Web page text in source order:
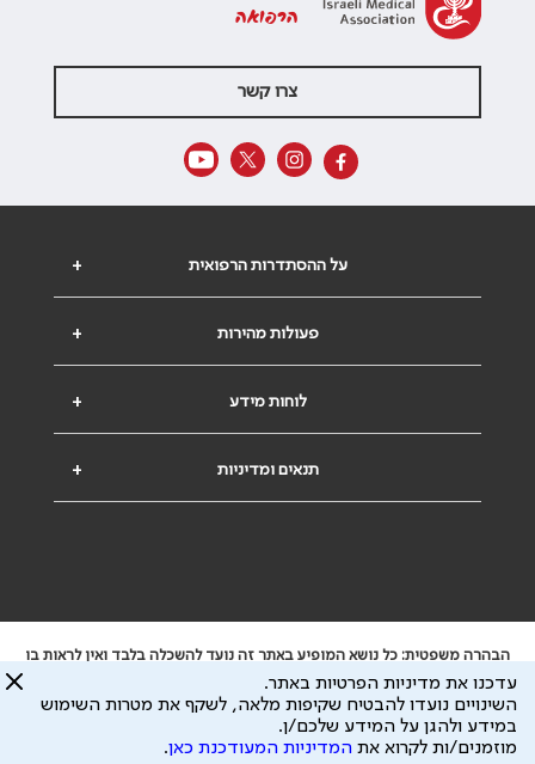
הרפואה
צרו קשר
+ על ההסתדרות הרפואית
+ פעולות מהירות
+ לוחות מידע
+ תנאים ומדיניות
הבהרה משפטית: כל נושא המופיע באתר זה נועד להשכלה בלבד ואין לראות בו
ייעוץ רפואי או משפטי. אין הר"י אחראית לתוכן המתפרסם באתר זה ולכל נזק
שעלול להיגרם.
ידוע לי שהר"י אוספת ושומרת מידע אישי לצורך מתן השרות וכי חלק ממנו עשוי
להיות מועבר לצדדים שלישיים, הכל בכפוף למדיניות הפרטיות
עדכנו את מדיניות הפרטיות באתר.
השינויים נועדו להבטיח שקיפות מלאה, לשקף את מטרות השימוש
במידע ולהגן על המידע שלכם/ן.
מוזמנים/ות לקרוא את המדיניות המעודכנת כאן.